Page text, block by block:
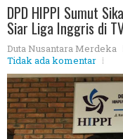
DPD HIPPI Sumut
Siar Liga Inggris di
Duta Nusantara Merdeka
Tidak ada komentar